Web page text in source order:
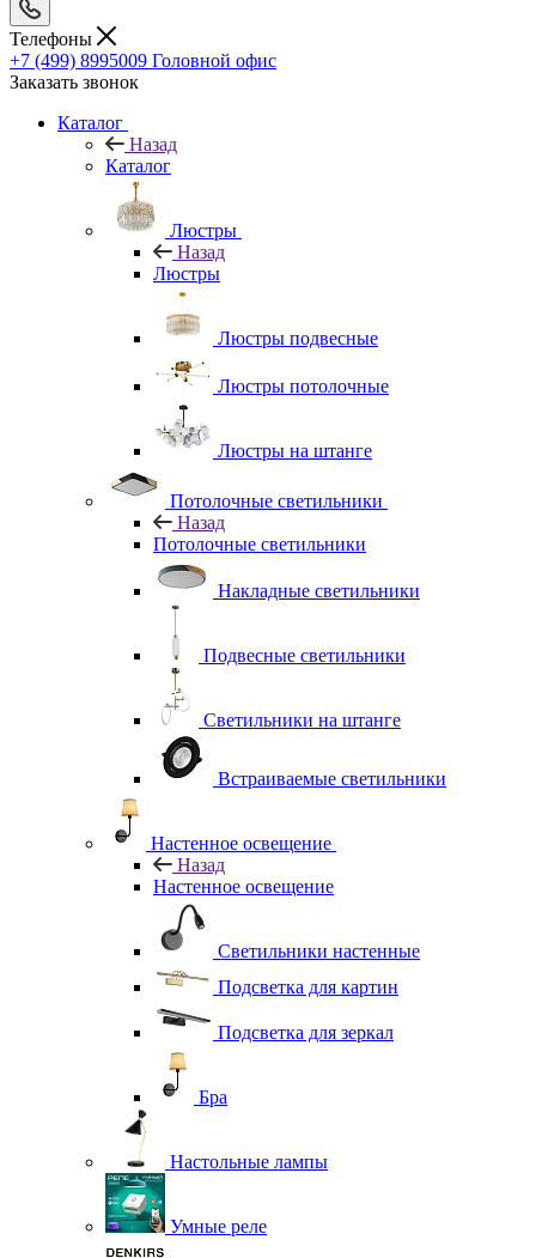
Телефоны
+7 (499) 8995009 Головной офис
Заказать звонок
Каталог
Назад
Каталог
Люстры
Назад
Люстры
Люстры подвесные
Люстры потолочные
Люстры на штанге
Потолочные светильники
Назад
Потолочные светильники
Накладные светильники
Подвесные светильники
Светильники на штанге
Встраиваемые светильники
Настенное освещение
Назад
Настенное освещение
Светильники настенные
Подсветка для картин
Подсветка для зеркал
Бра
Настольные лампы
Умные реле